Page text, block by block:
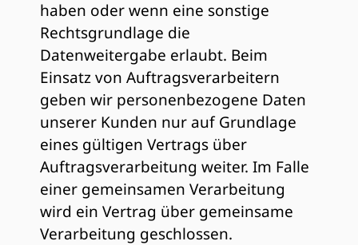
haben oder wenn eine sonstige
Rechtsgrundlage die
Datenweitergabe erlaubt. Beim
Einsatz von Auftragsverarbeitern
geben wir personenbezogene Daten
unserer Kunden nur auf Grundlage
eines gültigen Vertrags über
Auftragsverarbeitung weiter. Im Falle
einer gemeinsamen Verarbeitung
wird ein Vertrag über gemeinsame
Verarbeitung geschlossen.